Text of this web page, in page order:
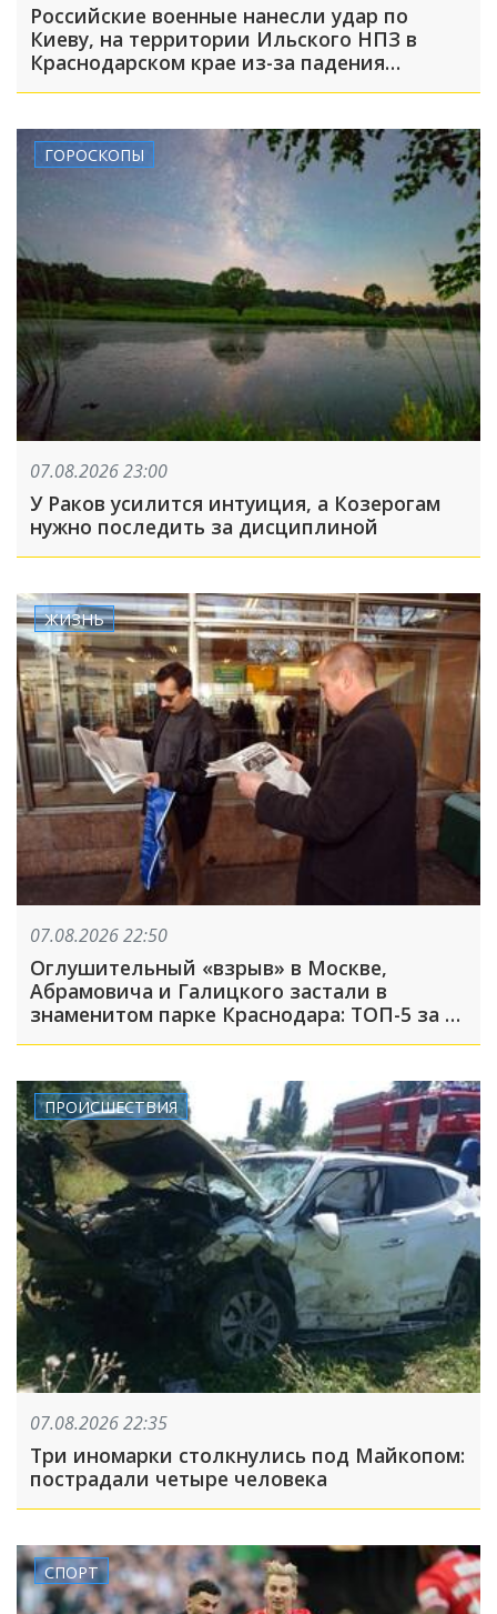
Российские военные нанесли удар по
Киеву, на территории Ильского НПЗ в
Краснодарском крае из-за падения
обломков БПЛА пострадали пять человек:
ГОРОСКОПЫ
07.08.2026 23:00
У Раков усилится интуиция, а Козерогам
нужно последить за дисциплиной
ЖИЗНЬ
07.08.2026 22:50
Оглушительный «взрыв» в Москве,
Абрамовича и Галицкого застали в
знаменитом парке Краснодара: ТОП-5 за 7
августа
ПРОИСШЕСТВИЯ
07.08.2026 22:35
Три иномарки столкнулись под Майкопом:
пострадали четыре человека
СПОРТ